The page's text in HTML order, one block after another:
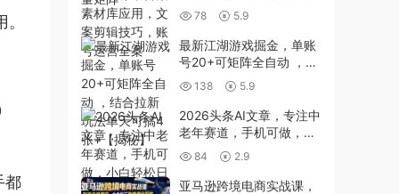
都
辑技巧，账号运营全案
78 5.9
最新江湖游戏掘金，单账
号20+可矩阵全自动 ，结
合拉新玩法单天可搞4张+
【揭秘】
138 5.9
2026头条AI文章，专注中
老年赛道，手机可做，小
白轻松日入3张
84 2.9
亚马逊跨境电商实战课，